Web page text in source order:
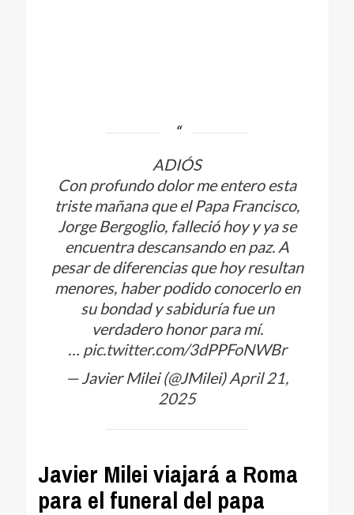
ADIÓS
Con profundo dolor me entero esta
triste mañana que el Papa Francisco,
Jorge Bergoglio, falleció hoy y ya se
encuentra descansando en paz. A
pesar de diferencias que hoy resultan
menores, haber podido conocerlo en
su bondad y sabiduría fue un
verdadero honor para mí.
… pic.twitter.com/3dPPFoNWBr
— Javier Milei (@JMilei)April 21,
2025
Javier Milei viajará a Roma
para el funeral del papa